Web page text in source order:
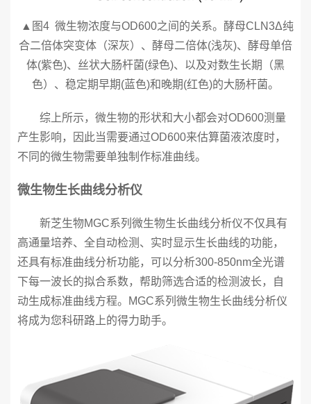
▲图4 微生物浓度与OD600之间的关系。酵母CLN3Δ纯
合二倍体突变体（深灰）、酵母二倍体(浅灰)、酵母单倍
体(紫色)、丝状大肠杆菌(绿色)、以及对数生长期（黑
色）、稳定期早期(蓝色)和晚期(红色)的大肠杆菌。
综上所示，微生物的形状和大小都会对OD600测量
产生影响，因此当需要通过OD600来估算菌液浓度时，
不同的微生物需要单独制作标准曲线。
微生物生长曲线分析仪
新芝生物MGC系列微生物生长曲线分析仪不仅具有
高通量培养、全自动检测、实时显示生长曲线的功能，
还具有标准曲线分析功能，可以分析300-850nm全光谱
下每一波长的拟合系数，帮助筛选合适的检测波长，自
动生成标准曲线方程。MGC系列微生物生长曲线分析仪
将成为您科研路上的得力助手。